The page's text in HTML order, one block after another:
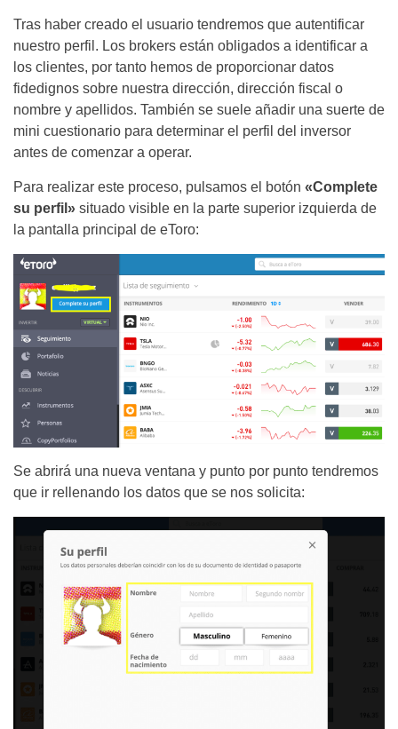
Tras haber creado el usuario tendremos que autentificar
nuestro perfil. Los brokers están obligados a identificar a
los clientes, por tanto hemos de proporcionar datos
fidedignos sobre nuestra dirección, dirección fiscal o
nombre y apellidos. También se suele añadir una suerte de
mini cuestionario para determinar el perfil del inversor
antes de comenzar a operar.
Para realizar este proceso, pulsamos el botón «Complete
su perfil» situado visible en la parte superior izquierda de
la pantalla principal de eToro:
Se abrirá una nueva ventana y punto por punto tendremos
que ir rellenando los datos que se nos solicita: